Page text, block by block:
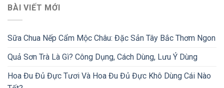
BÀI VIẾT MỚI
Sữa Chua Nếp Cẩm Mộc Châu: Đặc Sản Tây Bắc Thơm Ngon
Quả Sơn Trà Là Gì? Công Dụng, Cách Dùng, Lưu Ý Dùng
Hoa Đu Đủ Đực Tươi Và Hoa Đu Đủ Đực Khô Dùng Cái Nào